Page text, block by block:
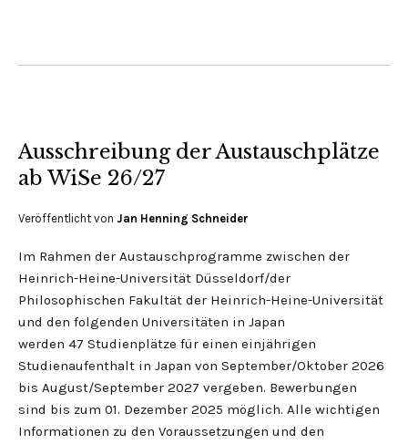
Ausschreibung der Austauschplätze
ab WiSe 26/27
Veröffentlicht von Jan Henning Schneider
Im Rahmen der Austauschprogramme zwischen der
Heinrich-Heine-Universität Düsseldorf/der
Philosophischen Fakultät der Heinrich-Heine-Universität
und den folgenden Universitäten in Japan
werden 47 Studienplätze für einen einjährigen
Studienaufenthalt in Japan von September/Oktober 2026
bis August/September 2027 vergeben. Bewerbungen
sind bis zum 01. Dezember 2025 möglich. Alle wichtigen
Informationen zu den Voraussetzungen und den